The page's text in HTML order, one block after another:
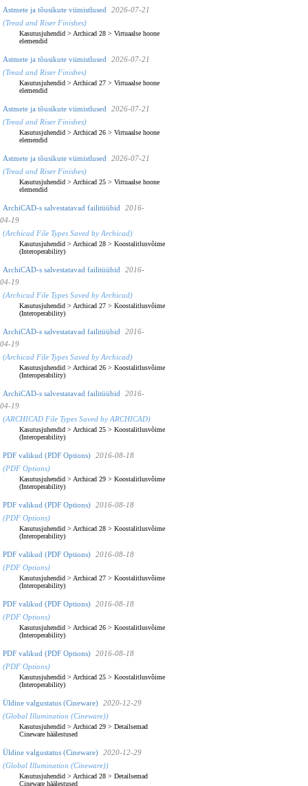
Astmete ja tõusikute viimistlused
2026-07-21
(Tread and Riser Finishes)
Kasutusjuhendid > Archicad 28 > Virtuaalse hoone
elemendid
Astmete ja tõusikute viimistlused
2026-07-21
(Tread and Riser Finishes)
Kasutusjuhendid > Archicad 27 > Virtuaalse hoone
elemendid
Astmete ja tõusikute viimistlused
2026-07-21
(Tread and Riser Finishes)
Kasutusjuhendid > Archicad 26 > Virtuaalse hoone
elemendid
Astmete ja tõusikute viimistlused
2026-07-21
(Tread and Riser Finishes)
Kasutusjuhendid > Archicad 25 > Virtuaalse hoone
elemendid
ArchiCAD-s salvestatavad failitüübid
2016-
04-19
(Archicad File Types Saved by Archicad)
Kasutusjuhendid > Archicad 28 > Koostalitlusvõime
(Interoperability)
ArchiCAD-s salvestatavad failitüübid
2016-
04-19
(Archicad File Types Saved by Archicad)
Kasutusjuhendid > Archicad 27 > Koostalitlusvõime
(Interoperability)
ArchiCAD-s salvestatavad failitüübid
2016-
04-19
(Archicad File Types Saved by Archicad)
Kasutusjuhendid > Archicad 26 > Koostalitlusvõime
(Interoperability)
ArchiCAD-s salvestatavad failitüübid
2016-
04-19
(ARCHICAD File Types Saved by ARCHICAD)
Kasutusjuhendid > Archicad 25 > Koostalitlusvõime
(Interoperability)
PDF valikud (PDF Options)
2016-08-18
(PDF Options)
Kasutusjuhendid > Archicad 29 > Koostalitlusvõime
(Interoperability)
PDF valikud (PDF Options)
2016-08-18
(PDF Options)
Kasutusjuhendid > Archicad 28 > Koostalitlusvõime
(Interoperability)
PDF valikud (PDF Options)
2016-08-18
(PDF Options)
Kasutusjuhendid > Archicad 27 > Koostalitlusvõime
(Interoperability)
PDF valikud (PDF Options)
2016-08-18
(PDF Options)
Kasutusjuhendid > Archicad 26 > Koostalitlusvõime
(Interoperability)
PDF valikud (PDF Options)
2016-08-18
(PDF Options)
Kasutusjuhendid > Archicad 25 > Koostalitlusvõime
(Interoperability)
Üldine valgustatus (Cineware)
2020-12-29
(Global Illumination (Cineware))
Kasutusjuhendid > Archicad 29 > Detailsemad
Cineware häälestused
Üldine valgustatus (Cineware)
2020-12-29
(Global Illumination (Cineware))
Kasutusjuhendid > Archicad 28 > Detailsemad
Cineware häälestused